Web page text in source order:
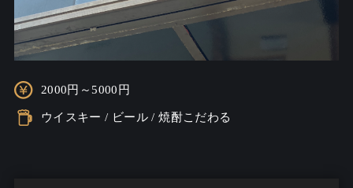
2000円～5000円
ウイスキー / ビール / 焼酎こだわる